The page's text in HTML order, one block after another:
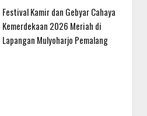
Festival Kamir dan Gebyar Cahaya
Kemerdekaan 2026 Meriah di
Lapangan Mulyoharjo Pemalang